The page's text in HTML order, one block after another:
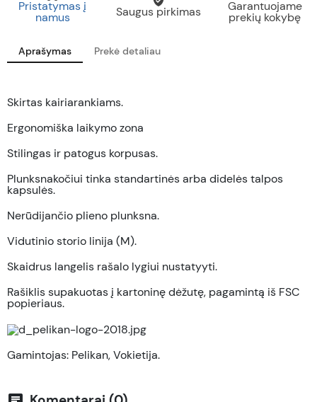
Pristatymas į
namus Saugus pirkimas Garantuojame
prekių kokybę
Aprašymas Prekė detaliau
Skirtas kairiarankiams.
Ergonomiška laikymo zona
Stilingas ir patogus korpusas.
Plunksnakočiui tinka standartinės arba didelės talpos
kapsulės.
Nerūdijančio plieno plunksna.
Vidutinio storio linija (M).
Skaidrus langelis rašalo lygiui nustatyyti.
Rašiklis supakuotas į kartoninę dėžutę, pagamintą iš FSC
popieriaus.
Gamintojas: Pelikan, Vokietija.